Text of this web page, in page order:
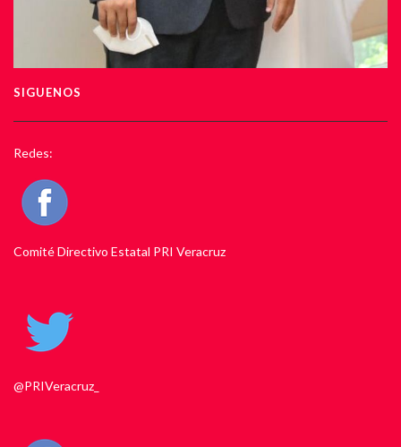
SIGUENOS
Redes:
Comité Directivo Estatal PRI Veracruz
@PRIVeracruz_